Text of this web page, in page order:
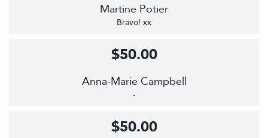
Martine Potier
Bravo! xx
Anna-Marie Campbell
-
$50.00
$50.00